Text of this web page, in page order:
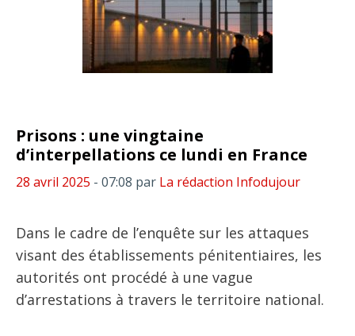
Prisons : une vingtaine
d’interpellations ce lundi en France
28 avril 2025 - 07:08 par La rédaction Infodujour
Dans le cadre de l’enquête sur les attaques
visant des établissements pénitentiaires, les
autorités ont procédé à une vague
d’arrestations à travers le territoire national.